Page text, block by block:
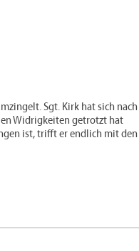
Sgt. Kirk hat sich nach
Widrigkeiten getrotzt hat
ist, trifft er endlich mit den